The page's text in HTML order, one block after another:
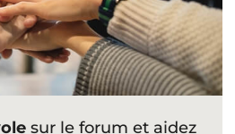
sur le forum et aidez